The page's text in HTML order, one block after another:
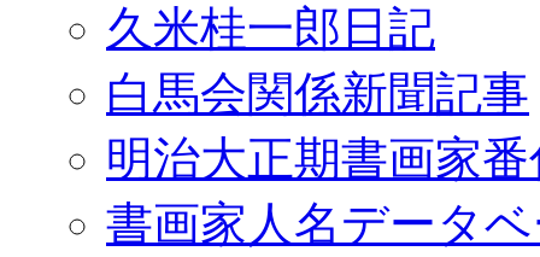
久米桂一郎日記
白馬会関係新聞記事
明治大正期書画家
書画家人名データ